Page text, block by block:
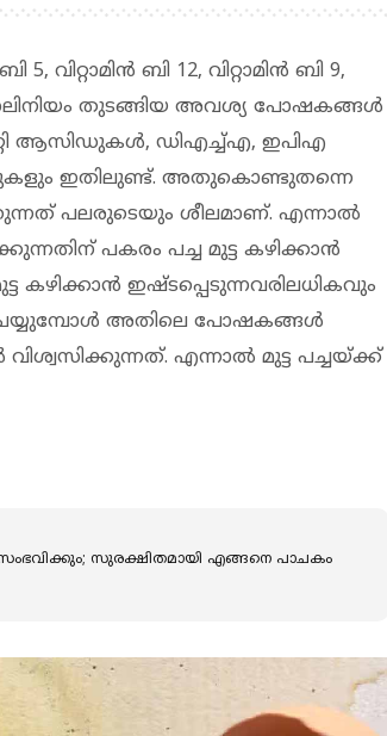
5, വിറ്റാമിന്‍ ബി 12, വിറ്റാമിന്‍ ബി 9,
തുടങ്ങിയ അവശ്യ പോഷകങ്ങള്‍
ആസിഡുകള്‍, ഡിഎച്ച്എ, ഇപിഎ
ഇതിലുണ്ട്. അതുകൊണ്ടുതന്നെ
പലരുടെയും ശീലമാണ്. എന്നാല്‍
പകരം പച്ച മുട്ട കഴിക്കാന്‍
കഴിക്കാന്‍ ഇഷ്ടപ്പെടുന്നവരിലധികവും
ചെയ്യുമ്പോള്‍ അതിലെ പോഷകങ്ങള്‍
എന്നാല്‍ മുട്ട പച്ചയ്ക്ക്
സംഭവിക്കും; സുരക്ഷിതമായി എങ്ങനെ പാചകം